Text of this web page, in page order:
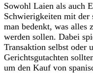
Sowohl Laien als auch
Schwierigkeiten mit der
man bedenkt, was alles
werden sollen. Dabei
Transaktion selbst oder
Gerichtsgutachten
um den Kauf von